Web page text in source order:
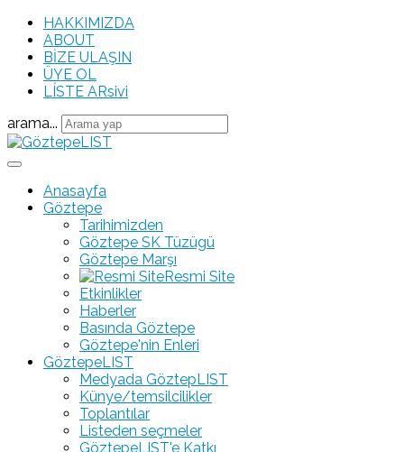
HAKKIMIZDA
ABOUT
BİZE ULAŞIN
ÜYE OL
LÍSTE ARsivi
arama...
Anasayfa
Göztepe
Tarihimizden
Göztepe SK Tüzügü
Göztepe Marşı
Resmi Site
Etkinlikler
Haberler
Basında Göztepe
Göztepe'nin Enleri
GöztepeLIST
Medyada GöztepLIST
Künye/temsilcilikler
Toplantılar
Listeden seçmeler
GöztepeLIST'e Katkı